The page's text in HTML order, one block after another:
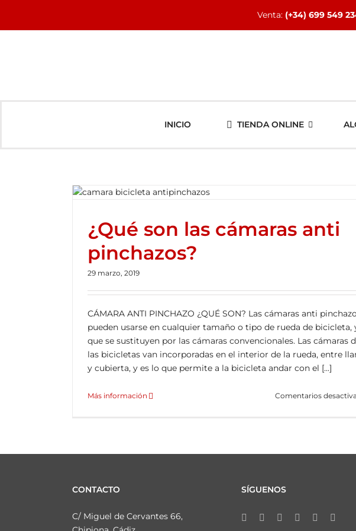
contenido
Venta: (+34) 699 549
INICIO TIENDA ONLINE
¿Qué son las cámaras anti
pinchazos?
29 marzo, 2019
CÁMARA ANTI PINCHAZO ¿QUÉ SON? Las cámaras anti
pueden usarse en cualquier tamaño o tipo de rueda de bicicleta,
que se sustituyen por las cámaras convencionales. Las cámaras
las bicicletas van incorporadas en el interior de la rueda, entre
y cubierta, y es lo que permite a la bicicleta andar con el [...]
Más información Comentarios
CONTACTO
C/ Miguel de Cervantes 66,
SÍGUENOS